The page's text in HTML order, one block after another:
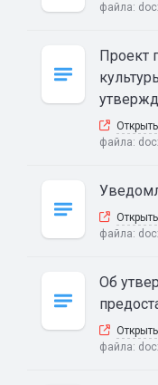
файла:
Проект
Открыть
файла:
Открыть
файла:
Об
Открыть
файла: